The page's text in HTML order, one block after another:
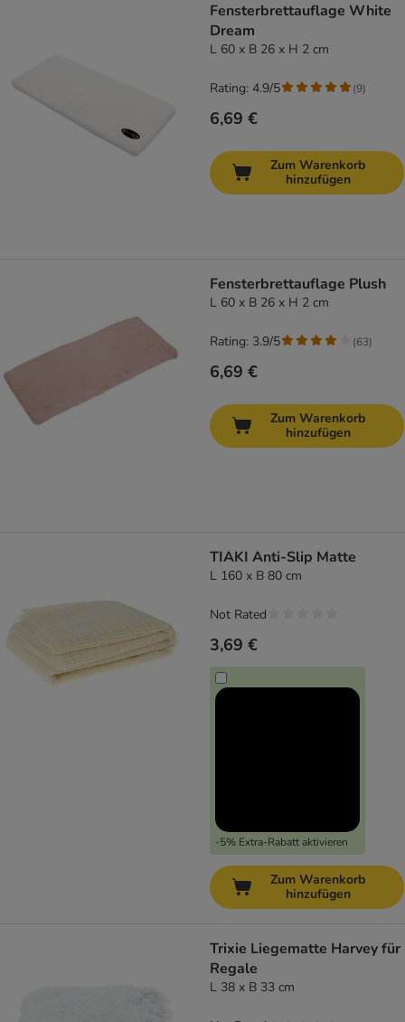
Fensterbrettauflage White
Dream
L 60 x B 26 x H 2 cm
6,69 €
Rating: 4.9/5 (9)
Zum Warenkorb
hinzufügen
Fensterbrettauflage Plush
L 60 x B 26 x H 2 cm
6,69 €
Rating: 3.9/5 (63)
Zum Warenkorb
hinzufügen
TIAKI Anti-Slip Matte
L 160 x B 80 cm
3,69 €
-5% Extra-Rabatt aktivieren
Not Rated
Zum Warenkorb
hinzufügen
Trixie Liegematte Harvey für
Regale
L 38 x B 33 cm